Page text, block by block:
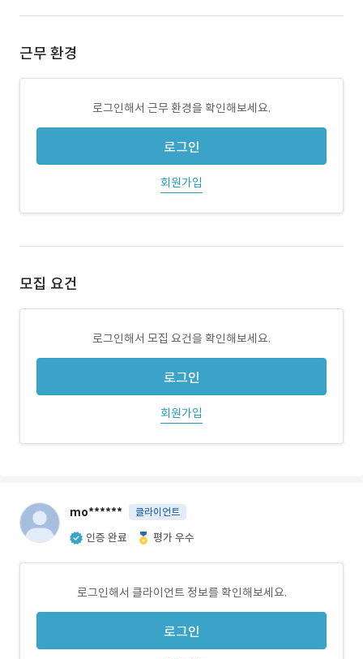
근무 환경
로그인해서 근무 환경을 확인해보세요.
로그인
회원가입
모집 요건
로그인해서 모집 요건을 확인해보세요.
로그인
회원가입
mo****** 클라이언트
인증 완료 평가 우수
로그인해서 클라이언트 정보를 확인해보세요.
로그인